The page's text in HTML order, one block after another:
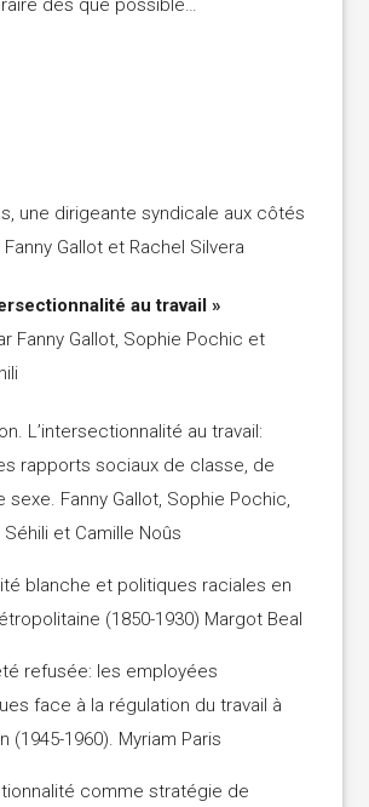
dès que possible…
une dirigeante syndicale aux côtés
Gallot et Rachel Silvera
au travail »
Fanny Gallot, Sophie Pochic et
L’intersectionnalité au travail:
rapports sociaux de classe, de
sexe. Fanny Gallot, Sophie Pochic,
Séhili et Camille Noûs
blanche et politiques raciales en
(1850-1930) Margot Beal
refusée: les employées
face à la régulation du travail à
(1945-1960). Myriam Paris
comme stratégie de